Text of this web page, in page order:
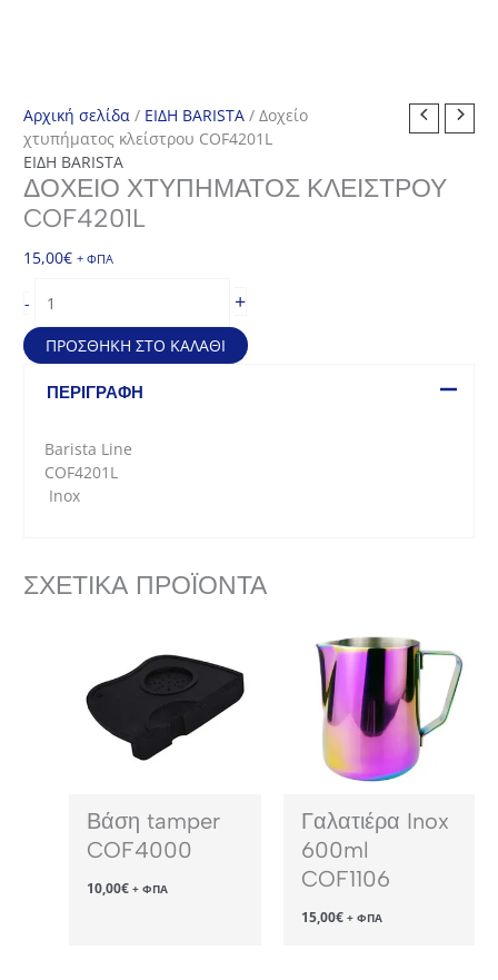
Αρχική σελίδα / ΕΙΔΗ BARISTA / Δοχείο
χτυπήματος κλείστρου COF4201L
ΕΙΔΗ BARISTA
ΔΟΧΕΊΟ ΧΤΥΠΉΜΑΤΟΣ ΚΛΕΊΣΤΡΟΥ
COF4201L
15,00€ + ΦΠΑ
-
χτυπήματος
κλείστρου
COF4201L
ποσότητα
+
ΠΡΟΣΘΉΚΗ ΣΤΟ ΚΑΛΆΘΙ
ΠΕΡΙΓΡΑΦΉ
Barista Line
COF4201L
Inox
ΣΧΕΤΙΚΆ ΠΡΟΪΌΝΤΑ
Βάση tamper
COF4000
10,00€ + ΦΠΑ
Γαλατιέρα Inox
600ml
COF1106
15,00€ + ΦΠΑ